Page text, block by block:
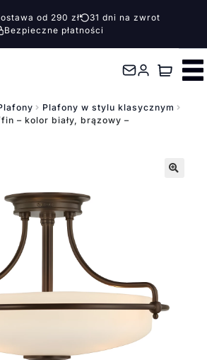
od 290 zł
31 dni na zwrot
Bezpieczne płatności
Plafony w stylu klasycznym
– kolor biały, brązowy –